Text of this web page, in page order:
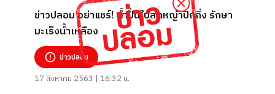
ข่าวปลอม อย่าแชร์! น้ำปั่นใบสดหญ้าปักกิ่ง รักษา
มะเร็งน้ำเหลือง
ข่าวปลอม
17 สิงหาคม 2563 | 16:32 น.